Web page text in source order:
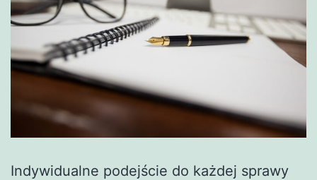
Indywidualne podejście do każdej sprawy